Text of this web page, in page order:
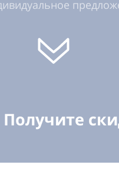
Получите